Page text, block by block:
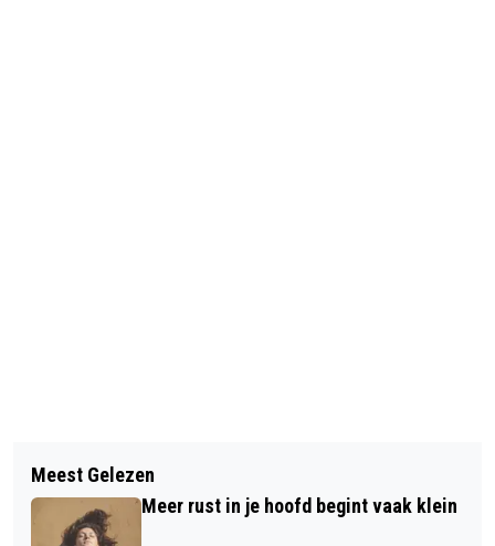
PETER KEUKER VOOR DE PVDA DE
GEMEENTERAAD IN
GOEDEMORGEN, HET IS VANDAAG
VRIJDAG 21 FEBRUARI
Meest Gelezen
Meer rust in je hoofd begint vaak klein